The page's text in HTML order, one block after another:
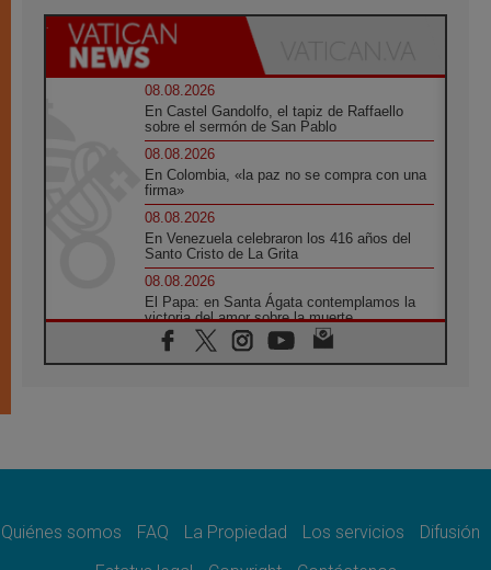
08.08.2026
En Castel Gandolfo, el tapiz de Raffaello
sobre el sermón de San Pablo
08.08.2026
En Colombia, «la paz no se compra con una
firma»
08.08.2026
En Venezuela celebraron los 416 años del
Santo Cristo de La Grita
08.08.2026
El Papa: en Santa Ágata contemplamos la
victoria del amor sobre la muerte
08.08.2026
León XIV visitará el Santuario de la Madre
07.08.2026
07.08.2026
Quiénes somos FAQ La Propiedad Los servicios
Difusión